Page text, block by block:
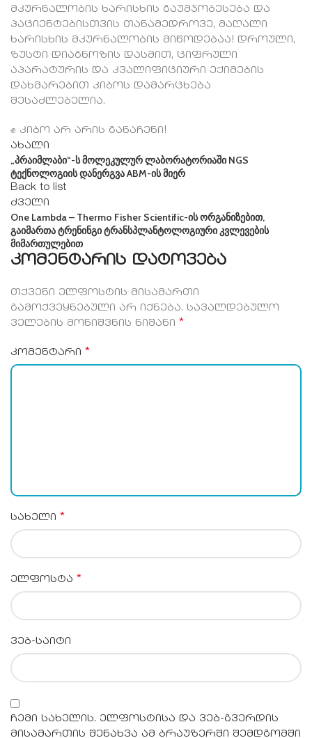
მკურნალობის ხარისხის გაუმჯობესება და
პაციენტებისთვის თანამედროვე, მაღალი
ხარისხის მკურნალობის მიწოდებაა! დროული,
ზუსტი დიაგნოზის დასმით, ციფრული
აპარატურის და კვალიფიციური ექიმების
დახმარებით კიბოს დამარცხება
შესაძლებელია.
✊ კიბო არ არის განაჩენი!
ახალი
„პრაიმლაბი“-ს მოლეკულურ ლაბორატორიაში NGS
ტექნოლოგიის დანერგვა ABM-ის მიერ
Back to list
ძველი
One Lambda – Thermo Fisher Scientific-ის ორგანიზებით,
გაიმართა ტრენინგი ტრანსპლანტოლოგიური კვლევების
მიმართულებით
კომენტარის დატოვება
თქვენი ელფოსტის მისამართი
გამოქვეყნებული არ იქნება. სავალდებულო
ველების მონიშვნის ნიშანი *
კომენტარი *
სახელი *
ელფოსტა *
ვებ-საიტი
ჩემი სახელის. ელფოსტისა და ვებ-გვერდის
მისამართის შენახვა ამ ბრაუზერში შემდგომში